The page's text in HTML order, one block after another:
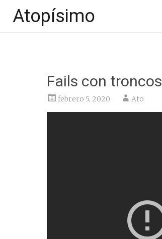
Atopísimo
Fails con troncos
febrero 5, 2020 Ato